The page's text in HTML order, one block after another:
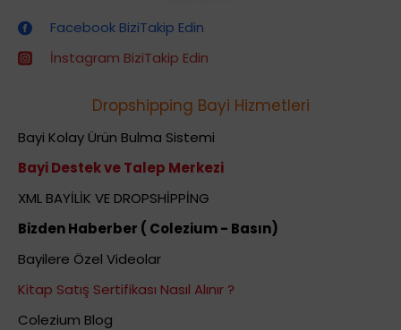
Facebook BiziTakip Edin
İnstagram BiziTakip Edin
Dropshipping Bayi Hizmetleri
Bayi Kolay Ürün Bulma Sistemi
Bayi Destek ve Talep Merkezi
XML BAYİLİK VE DROPSHİPPİNG
Bizden Haberber ( Colezium - Basın)
Bayilere Özel Videolar
Kitap Satış Sertifikası Nasıl Alınır ?
Colezium Blog